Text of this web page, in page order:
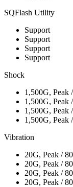
SQFlash Utility
Support
Support
Support
Support
Shock
1,500G, Peak
1,500G, Peak
1,500G, Peak
1,500G, Peak
Vibration
20G, Peak /
20G, Peak /
20G, Peak /
20G, Peak /